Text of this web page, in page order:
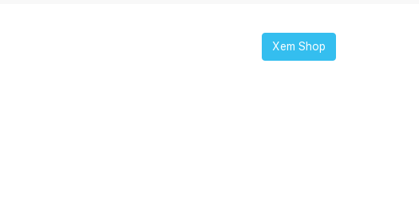
Xem Shop